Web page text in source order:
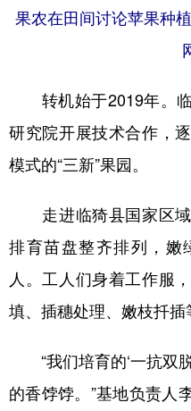
果农在田间讨论苹果种
转机始于2019年。临
研究院开展技术合作，
模式的“三新”果园。
走进临猗县国家区域
排育苗盘整齐排列，嫩
人。工人们身着工作服
填、插穗处理、嫩枝扦插
“我们培育的‘一抗双
的香饽饽。”基地负责人